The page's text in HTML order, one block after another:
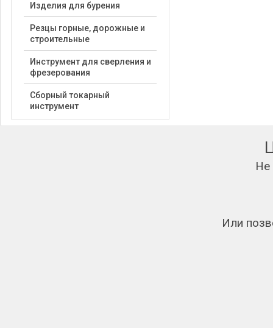
Изделия для бурения
Резцы горные, дорожные и
строительные
Инструмент для сверления и
фрезерования
Сборный токарный
инструмент
Не
Или